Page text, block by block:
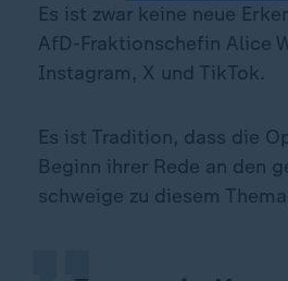
Es ist zwar keine neue
AfD-Fraktionschefin Alice
Instagram, X und TikTok.
Es ist Tradition, dass die
Beginn ihrer Rede an den
schweige zu diesem
„